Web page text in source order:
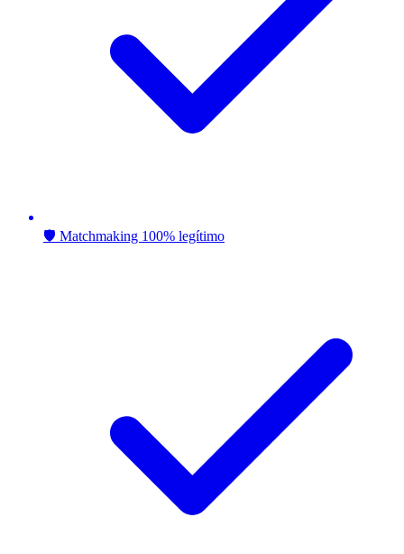
🛡️ Matchmaking 100% legítimo